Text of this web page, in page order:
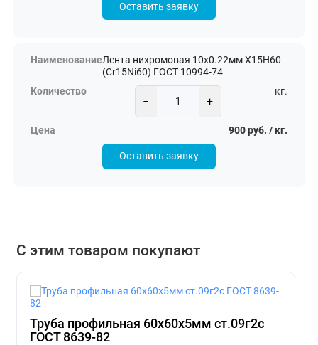
Оставить заявку
Лента нихромовая 10х0.22мм Х15Н60
(Cr15Ni60) ГОСТ 10994-74
− +
кг.
900 руб. / кг.
Оставить заявку
С этим товаром покупают
Труба профильная 60х60х5мм ст.09г2с
ГОСТ 8639-82